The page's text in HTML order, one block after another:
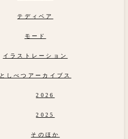
テディベア
モード
イラストレーション
としべつアーカイブス
2026
2025
そのほか